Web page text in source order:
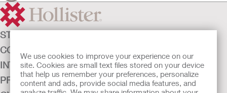
We use cookies to improve your experience on our
site. Cookies are small text files stored on your device
that help us remember your preferences, personalize
content and ads, provide social media features, and
STOMAZORG
CONTINENTIEZORG
INTENSIEVE ZORG
PRODUCTEN